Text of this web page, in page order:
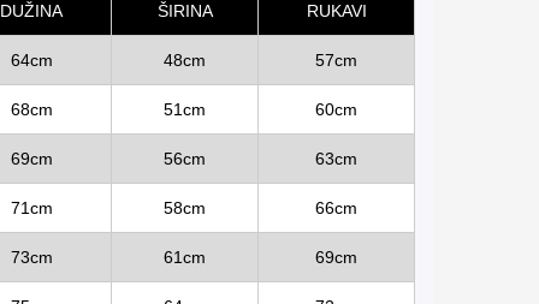
DUŽINA ŠIRINA RUKAVI
64cm 48cm 57cm
68cm 51cm 60cm
69cm 56cm 63cm
71cm 58cm 66cm
73cm 61cm 69cm